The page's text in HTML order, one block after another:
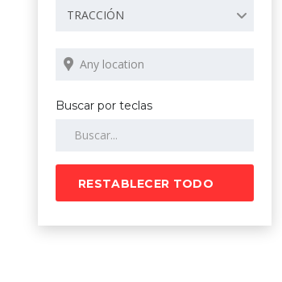
TRACCIÓN
Buscar por teclas
RESTABLECER TODO